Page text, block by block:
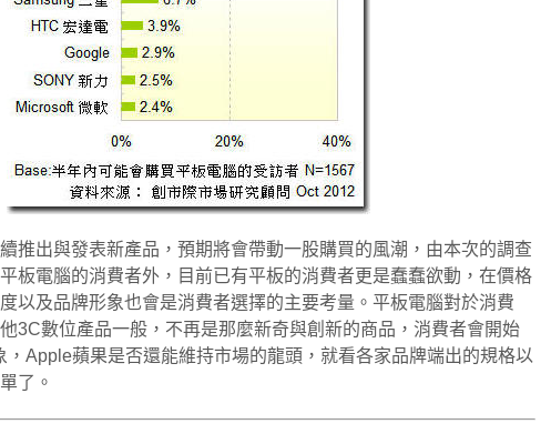
推出與發表新產品，預期將會帶動一股購買的風潮，由本次的調查
板電腦的消費者外，目前已有平板的消費者更是蠢蠢欲動，在價格
以及品牌形象也會是消費者選擇的主要考量。平板電腦對於消費
3C數位產品一般，不再是那麼新奇與創新的商品，消費者會開始
，Apple蘋果是否還能維持市場的龍頭，就看各家品牌端出的規格以
了。